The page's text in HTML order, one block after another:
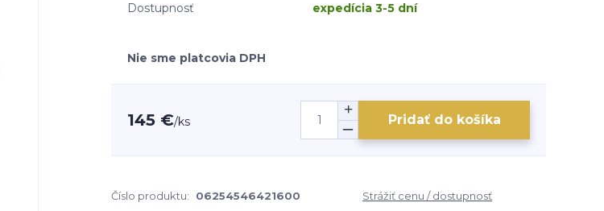
Dostupnosť expedícia 3-5 dní
Nie sme platcovia DPH
145 €/ks Pridať do košíka
Číslo produktu: 06254546421600 Strážiť cenu / dostupnosť